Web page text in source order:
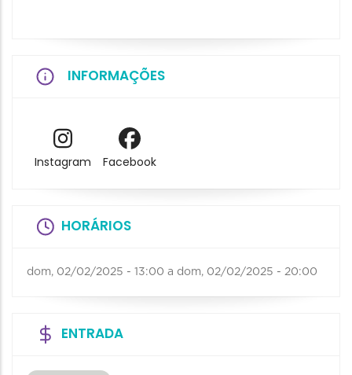
INFORMAÇÕES
Instagram Facebook
HORÁRIOS
dom, 02/02/2025 - 13:00 a dom, 02/02/2025 - 20:00
ENTRADA